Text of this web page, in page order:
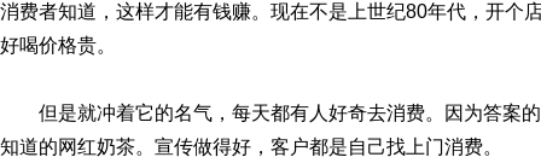
消费者知道，这样才能有钱赚。现在不是上世纪80年代，开个
好喝价格贵。
但是就冲着它的名气，每天都有人好奇去消费。因为答案
知道的网红奶茶。宣传做得好，客户都是自己找上门消费。